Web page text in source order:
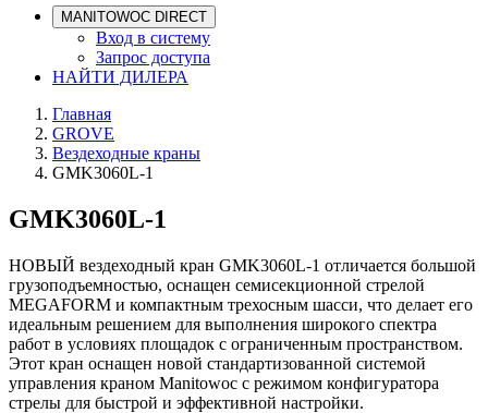
MANITOWOC DIRECT
Вход в систему
Запрос доступа
НАЙТИ ДИЛЕРА
Главная
GROVE
Вездеходные краны
GMK3060L-1
GMK3060L-1
НОВЫЙ вездеходный кран GMK3060L-1 отличается большой
грузоподъемностью, оснащен семисекционной стрелой
MEGAFORM и компактным трехосным шасси, что делает его
идеальным решением для выполнения широкого спектра
работ в условиях площадок с ограниченным пространством.
Этот кран оснащен новой стандартизованной системой
управления краном Manitowoc с режимом конфигуратора
стрелы для быстрой и эффективной настройки.